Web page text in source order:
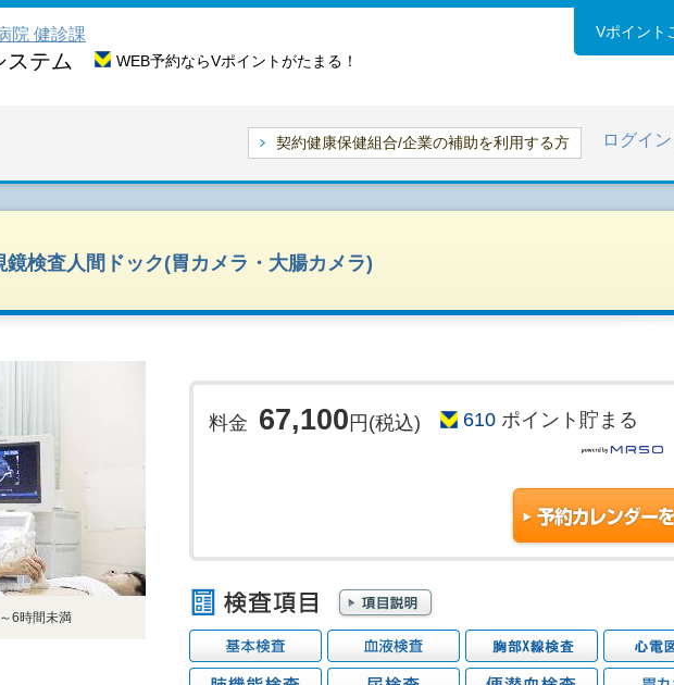
院 健診課
ステム WEB予約ならVポイントがたまる！
Vポイント
契約健康保健組合/企業の補助を利用する方 ログイン
検査人間ドック(胃カメラ・大腸カメラ)
6時間未満
料金 67,100円(税込) 610 ポイント貯まる